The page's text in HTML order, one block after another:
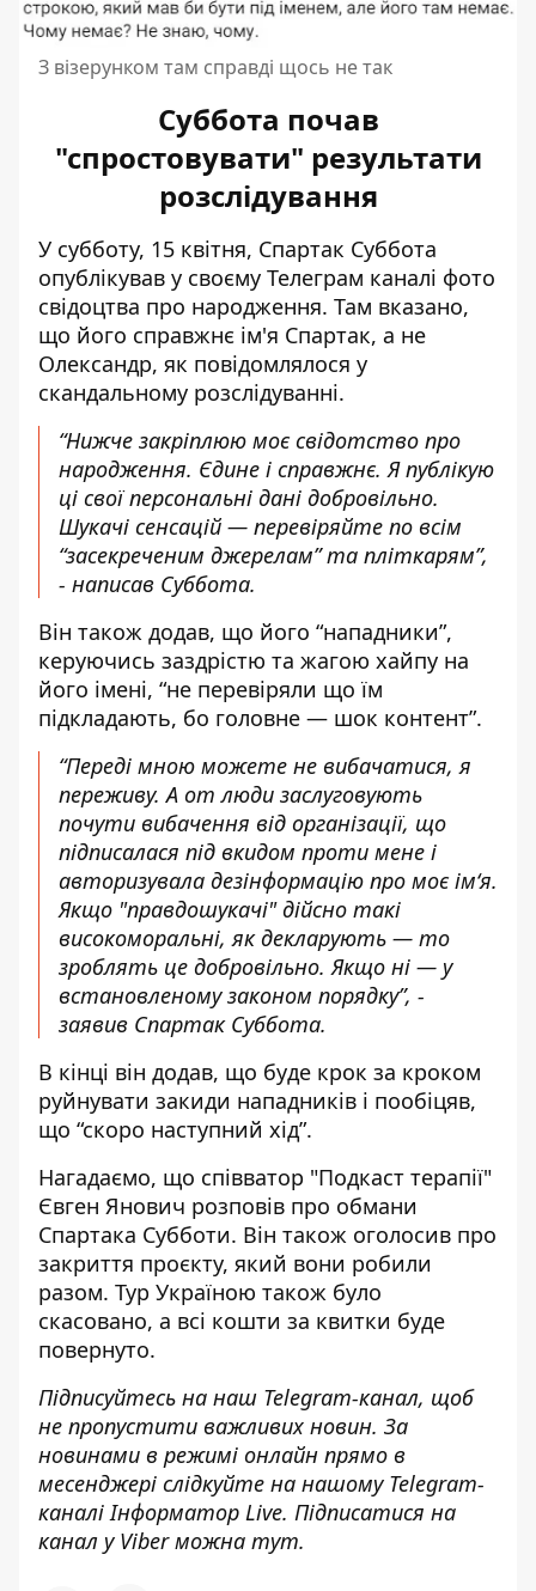
З візерунком там справді щось не так
Суббота почав
"спростовувати" результати
розслідування
У субботу, 15 квітня, Спартак Суббота
опублікував у своєму Телеграм каналі фото
свідоцтва про народження. Там вказано,
що його справжнє ім'я Спартак, а не
Олександр, як повідомлялося у
скандальному розслідуванні.
“Нижче закріплюю моє свідотство про
народження. Єдине і справжнє. Я публікую
ці свої персональні дані добровільно.
Шукачі сенсацій — перевіряйте по всім
“засекреченим джерелам” та пліткарям”,
- написав Суббота.
Він також додав, що його “нападники”,
керуючись заздрістю та жагою хайпу на
його імені, “не перевіряли що їм
підкладають, бо головне — шок контент”.
“Переді мною можете не вибачатися, я
переживу. А от люди заслуговують
почути вибачення від організації, що
підписалася під вкидом проти мене і
авторизувала дезінформацію про моє ім‘я.
Якщо "правдошукачі" дійсно такі
високоморальні, як декларують — то
зроблять це добровільно. Якщо ні — у
встановленому законом порядку”, -
заявив Спартак Суббота.
В кінці він додав, що буде крок за кроком
руйнувати закиди нападників і пообіцяв,
що “скоро наступний хід”.
Нагадаємо, що співватор "Подкаст терапії"
Євген Янович розповів про обмани
Спартака Субботи. Він також оголосив про
закриття проєкту, який вони робили
разом. Тур Україною також було
скасовано, а всі кошти за квитки буде
повернуто.
Підписуйтесь на наш Telegram-канал, щоб
не пропустити важливих новин. За
новинами в режимі онлайн прямо в
месенджері слідкуйте на нашому Telegram-
каналіІнформатор Live. Підписатися на
канал у Viber можна тут.